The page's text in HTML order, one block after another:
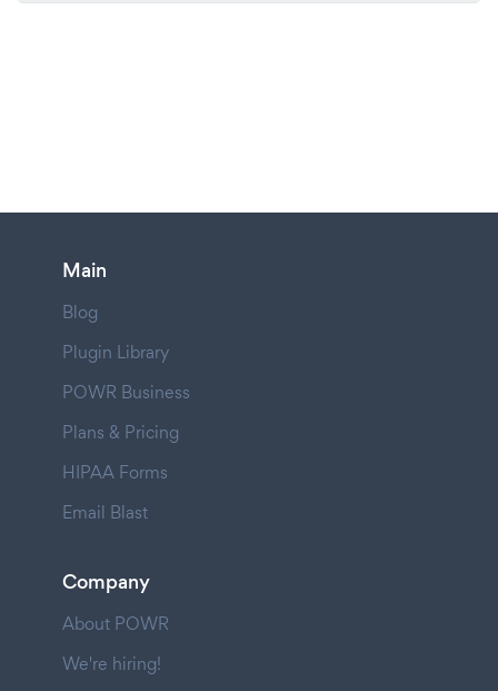
Main
Blog
Plugin Library
POWR Business
Plans & Pricing
HIPAA Forms
Email Blast
Company
About POWR
We're hiring!